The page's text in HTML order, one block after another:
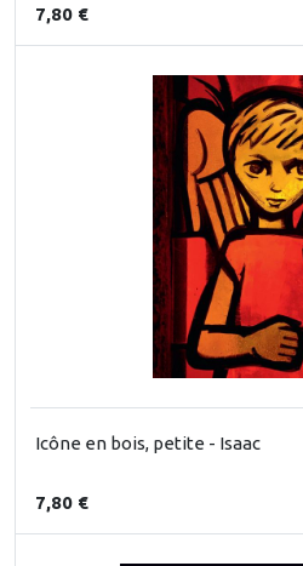
7,80 €
Icône en bois, petite - Isaac
7,80 €